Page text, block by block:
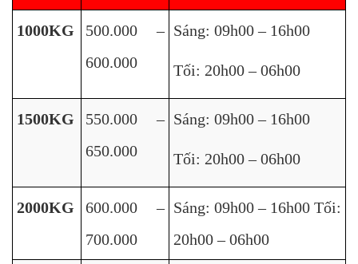
1000KG
500.000 –
600.000
Sáng: 09h00 – 16h00
Tối: 20h00 – 06h00
1500KG
550.000 –
650.000
Sáng: 09h00 – 16h00
Tối: 20h00 – 06h00
2000KG
600.000 –
700.000
Sáng: 09h00 – 16h00 Tối:
20h00 – 06h00